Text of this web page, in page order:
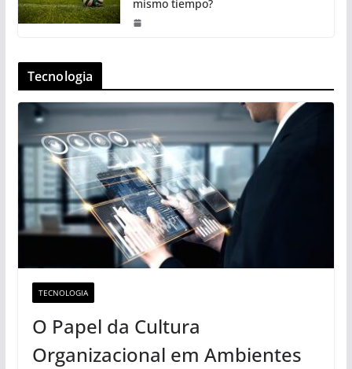
mismo tiempo?
Tecnologia
TECNOLOGIA
O Papel da Cultura
Organizacional em Ambientes